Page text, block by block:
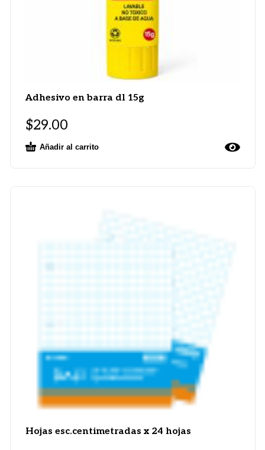
Adhesivo en barra dl 15g
$29.00
Añadir al carrito
Hojas esc.centimetradas x 24 hojas